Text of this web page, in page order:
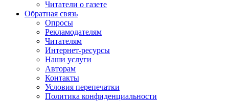
Читатели о газете
Обратная связь
Опросы
Рекламодателям
Читателям
Интернет-ресурсы
Наши услуги
Авторам
Контакты
Условия перепечатки
Политика конфиденциальности